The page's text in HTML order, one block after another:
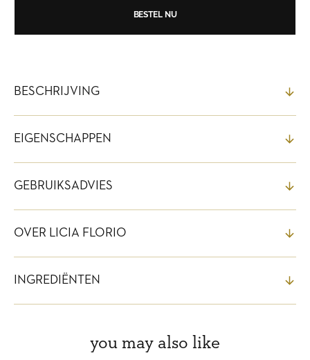
BESTEL NU
BESCHRIJVING
EIGENSCHAPPEN
GEBRUIKSADVIES
OVER LICIA FLORIO
INGREDIËNTEN
you may also like